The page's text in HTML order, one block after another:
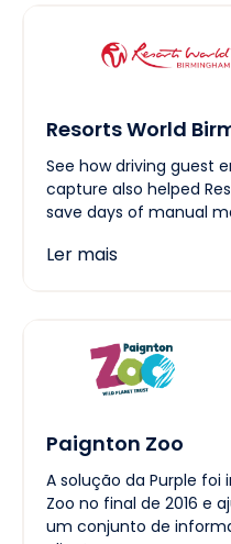
Resorts World
See how driving guest
capture also helped
save days of manual
Ler mais
Paignton Zoo
A solução da Purple
Zoo no final de 2016 e
um conjunto de